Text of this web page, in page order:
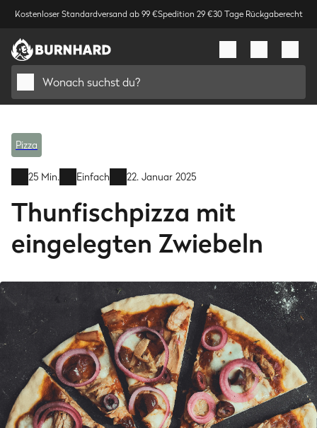
Kostenloser Standardversand ab 99 €Spedition 29 €30 Tage Rückgaberecht
Wonach suchst du?
Pizza
25 Min. Einfach 22. Januar 2025
Thunfischpizza mit
eingelegten Zwiebeln